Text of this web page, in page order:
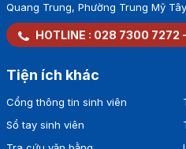
Quang Trung, Phường Trung Mỹ
HOTLINE : 028 7300 7272 -
Tiện ích khác
Cổng thông tin sinh viên
Sổ tay sinh viên